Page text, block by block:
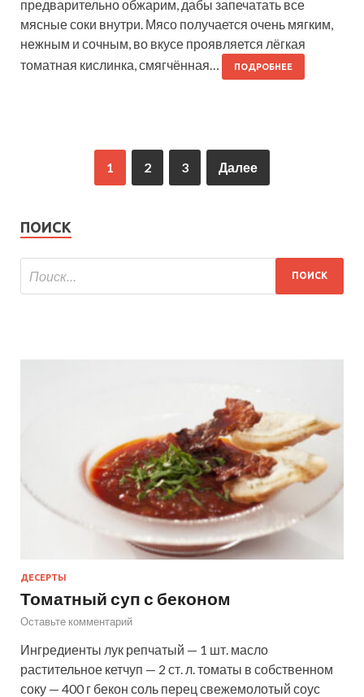
предварительно обжарим, дабы запечатать все
мясные соки внутри. Мясо получается очень мягким,
нежным и сочным, во вкусе проявляется лёгкая
томатная кислинка, смягчённая…
ПОДРОБНЕЕ
1 2 3 Далее
ПОИСК
ДЕСЕРТЫ
Томатный суп с беконом
Оставьте комментарий
Ингредиенты лук репчатый — 1 шт. масло
растительное кетчуп — 2 ст. л. томаты в собственном
соку — 400 г бекон соль перец свежемолотый соус